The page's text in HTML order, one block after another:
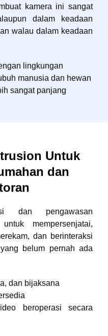
kamera ini sangat
dalam keadaan
walau dalam keadaan
lingkungan
manusia dan hewan
sangat panjang
Untuk
dan
dan pengawasan
mempersenjatai,
dan berinteraksi
belum pernah ada
dan bijaksana
beroperasi secara